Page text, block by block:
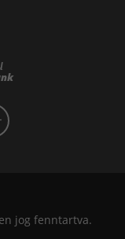
jog fenntartva.